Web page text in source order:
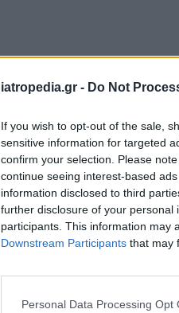
iatropedia.gr - Do Not
If you wish to opt-out of the sale,
sensitive information for targeted
confirm your selection. Please
continue seeing interest-based
information disclosed to third
further disclosure of your personal
participants. This information may
Downstream Participants that may
Personal Data Processing Opt